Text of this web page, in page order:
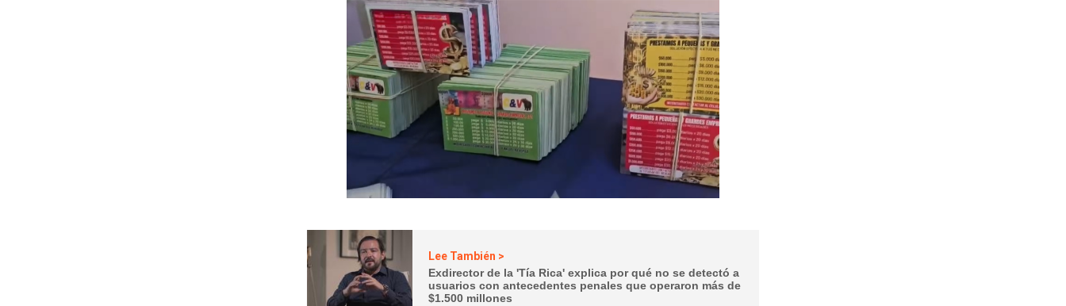
Lee También >
Exdirector de la 'Tía Rica' explica por qué no se detectó a
usuarios con antecedentes penales que operaron más de
$1.500 millones